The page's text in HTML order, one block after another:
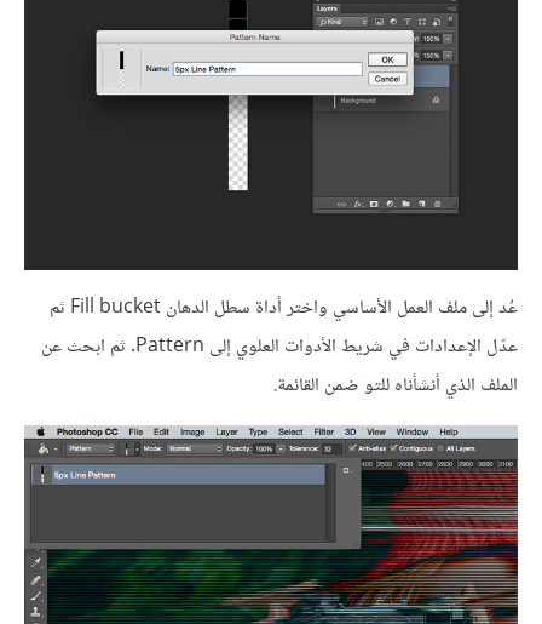
عُد إلى ملف العمل الأساسي واختر أداة سطل الدهان Fill bucket ثم
عدّل الإعدادات في شريط الأدوات العلوي إلى Pattern. ثم ابحث عن
الملف الذي أنشأناه للتو ضمن القائمة.